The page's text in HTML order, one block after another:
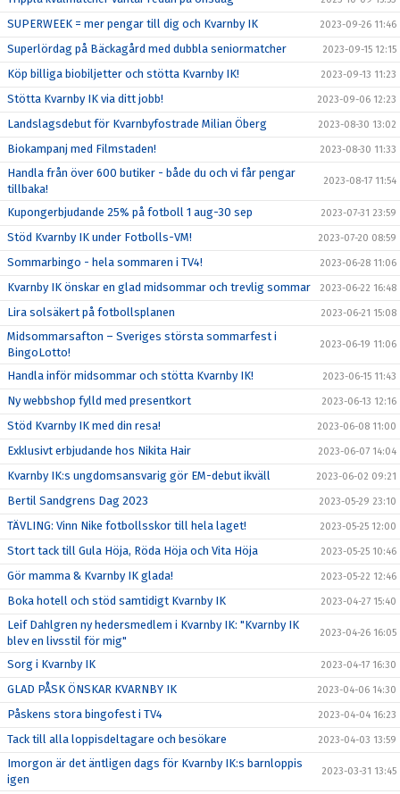
SUPERWEEK = mer pengar till dig och Kvarnby IK 2023-09-26 11:46
Superlördag på Bäckagård med dubbla seniormatcher 2023-09-15 12:15
Köp billiga biobiljetter och stötta Kvarnby IK! 2023-09-13 11:23
Stötta Kvarnby IK via ditt jobb! 2023-09-06 12:23
Landslagsdebut för Kvarnbyfostrade Milian Öberg 2023-08-30 13:02
Biokampanj med Filmstaden! 2023-08-30 11:33
Handla från över 600 butiker - både du och vi får pengar
tillbaka!
2023-08-17 11:54
Kupongerbjudande 25% på fotboll 1 aug-30 sep 2023-07-31 23:59
Stöd Kvarnby IK under Fotbolls-VM! 2023-07-20 08:59
Sommarbingo - hela sommaren i TV4! 2023-06-28 11:06
Kvarnby IK önskar en glad midsommar och trevlig sommar 2023-06-22 16:48
Lira solsäkert på fotbollsplanen 2023-06-21 15:08
Midsommarsafton – Sveriges största sommarfest i
BingoLotto!
2023-06-19 11:06
Handla inför midsommar och stötta Kvarnby IK! 2023-06-15 11:43
Ny webbshop fylld med presentkort 2023-06-13 12:16
Stöd Kvarnby IK med din resa! 2023-06-08 11:00
Exklusivt erbjudande hos Nikita Hair 2023-06-07 14:04
Kvarnby IK:s ungdomsansvarig gör EM-debut ikväll 2023-06-02 09:21
Bertil Sandgrens Dag 2023 2023-05-29 23:10
TÄVLING: Vinn Nike fotbollsskor till hela laget! 2023-05-25 12:00
Stort tack till Gula Höja, Röda Höja och Vita Höja 2023-05-25 10:46
Gör mamma & Kvarnby IK glada! 2023-05-22 12:46
Boka hotell och stöd samtidigt Kvarnby IK 2023-04-27 15:40
Leif Dahlgren ny hedersmedlem i Kvarnby IK: "Kvarnby IK
blev en livsstil för mig"
2023-04-26 16:05
Sorg i Kvarnby IK 2023-04-17 16:30
GLAD PÅSK ÖNSKAR KVARNBY IK 2023-04-06 14:30
Påskens stora bingofest i TV4 2023-04-04 16:23
Tack till alla loppisdeltagare och besökare 2023-04-03 13:59
Imorgon är det äntligen dags för Kvarnby IK:s barnloppis
igen
2023-03-31 13:45